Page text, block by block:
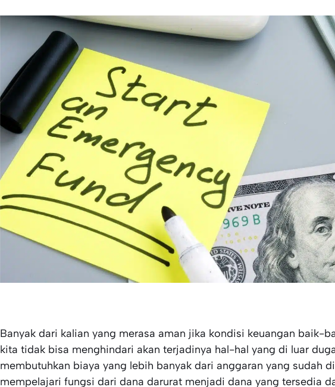
Banyak dari kalian yang merasa aman jika kondisi keuangan baik-
kita tidak bisa menghindari akan terjadinya hal-hal yang di luar
membutuhkan biaya yang lebih banyak dari anggaran yang sudah
mempelajari fungsi dari dana darurat menjadi dana yang tersedia